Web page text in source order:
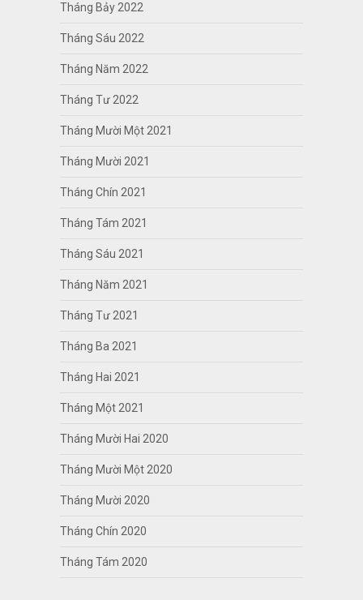
Tháng Bảy 2022
Tháng Sáu 2022
Tháng Năm 2022
Tháng Tư 2022
Tháng Mười Một 2021
Tháng Mười 2021
Tháng Chín 2021
Tháng Tám 2021
Tháng Sáu 2021
Tháng Năm 2021
Tháng Tư 2021
Tháng Ba 2021
Tháng Hai 2021
Tháng Một 2021
Tháng Mười Hai 2020
Tháng Mười Một 2020
Tháng Mười 2020
Tháng Chín 2020
Tháng Tám 2020